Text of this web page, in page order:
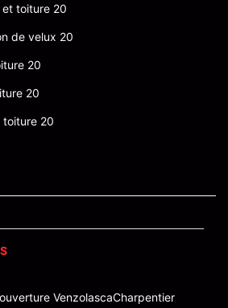
et toiture 20
de velux 20
20
20
toiture 20
VenzolascaCharpentier